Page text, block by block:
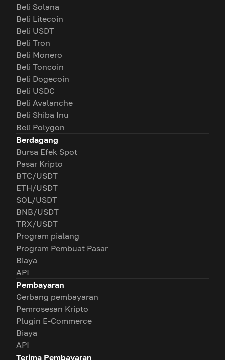
Beli Solana
Beli Litecoin
Beli USDT
Beli Tron
Beli Monero
Beli Toncoin
Beli Dogecoin
Beli USDC
Beli Avalanche
Beli Shiba Inu
Beli Polygon
Berdagang
Bursa Efek Spot
Pasar Kripto
BTC/USDT
ETH/USDT
SOL/USDT
BNB/USDT
TRX/USDT
Program pialang
Program Pembuat Pasar
Biaya
API
Pembayaran
Gerbang pembayaran
Pemrosesan Kripto
Plugin E-Commerce
Biaya
API
Terima Pembayaran